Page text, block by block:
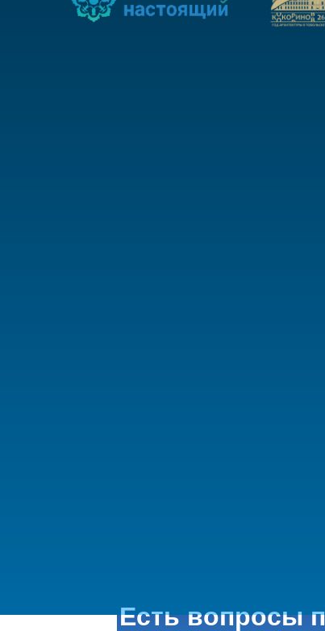
Есть вопросы